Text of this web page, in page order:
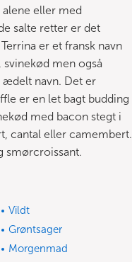
eller med
salte retter er det
er et fransk navn
men også
navn. Det er
er en let bagt budding
med bacon stegt i
cantal eller camembert.
smørcroissant.
Vildt
Grøntsager
Morgenmad